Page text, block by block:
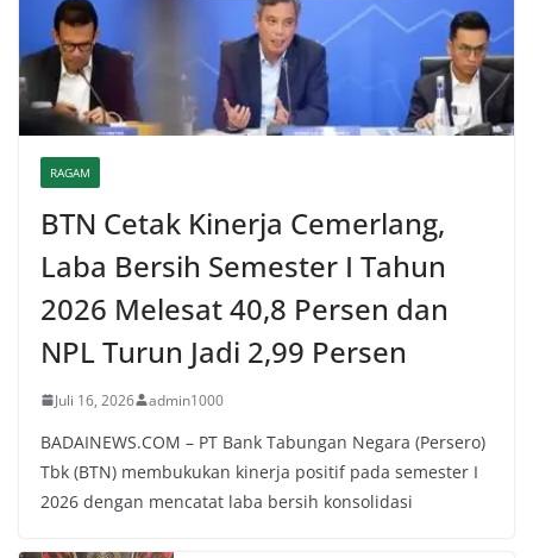
RAGAM
BTN Cetak Kinerja Cemerlang,
Laba Bersih Semester I Tahun
2026 Melesat 40,8 Persen dan
NPL Turun Jadi 2,99 Persen
Juli 16, 2026 admin1000
BADAINEWS.COM – PT Bank Tabungan Negara (Persero)
Tbk (BTN) membukukan kinerja positif pada semester I
2026 dengan mencatat laba bersih konsolidasi